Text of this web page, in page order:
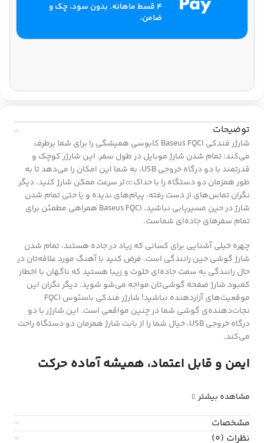
۴ قسط ماهانه. بدون سود، چک و
ضامن.
توضیحات
شارژر فندکی Baseus FQC1 کابوسی همیشگی را برای شما برطرف
می‌کند: تمام شدن شارژ موبایل در طول سفر. این شارژر کوچک و
قدرتمند با دو درگاه خروجی USB، به شما این امکان را می‌دهد تا به
طور همزمان دو دستگاه را با حداک㏄ثر سرعت ممکن شارژ کنید. دیگر
نگران تماس‌های از دست رفته، پیام‌های ندیده و یا حتی تمام شدن
شارژ در حین مسیریابی نباشید. Baseus FQC1 همراهی مطمئن برای
تمام سفرهای جاده‌ای شماست.
چهره خيلی آشنايي براي کساني که زياد در جاده هستند، تمام شدن
شارژ گوشي حين رانندگي است. فرض کنید با آهنگ مورد علاقه‌تان در
حال رانندگی به سمت جاده‌ای خلوت و زیبا هستید که ناگهان با اخطار
کمبود شارژ صفحه گوشی‌تان مواجه می‌شو شوید. دیگر نگران این
موقعیت‌های آزاردهنده نباشيد! شارژر فندکی باسئوس FQC1
نجات‌دهنده‌ی گوشي شما در چنین مواقعی است. این شارژر با دو
درگاه خروجی USB، خیال شما را از بابت شارژ همزمان دو دستگاه راحت
می‌کند.
ایمن و قابل اعتماد، همیشه آماده حرکت
مشاهده بیشتر
مشخصات
نظرات (0)